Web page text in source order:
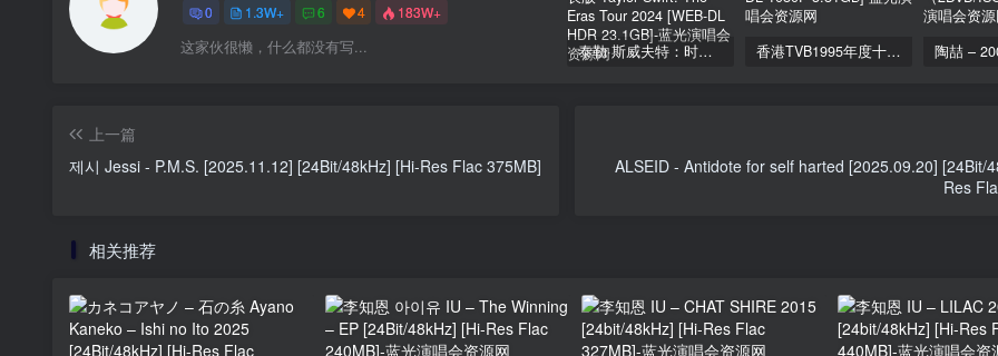
0 1.3W+ 6 4 183W+
这家伙很懒，什么都没有写... 泰勒·斯威夫特：时代巡回演唱会 迪士尼·终极加长版 Taylor Swift: The Eras Tour 2024 [WEB-DL HDR 23.1GB] 香港TVB1995年度十大劲歌金曲颁奖典礼 [WEB-DL 1080P 3.81GB]
上一篇
제시 Jessi - P.M.S. [2025.11.12] [24Bit/48kHz] [Hi-Res Flac 375MB]
ALSEID - Antidote for self harted [2025.09.20] [24Bit/
Res
相关推荐